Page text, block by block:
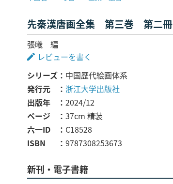
先秦漢唐画全集 第三巻 第二冊
張曦 編
レビューを書く
シリーズ
中国歴代絵画体系
発行元
浙江大学出版社
出版年
2024/12
ページ
37cm 精装
六一ID
C18528
ISBN
9787308253673
新刊・電子書籍